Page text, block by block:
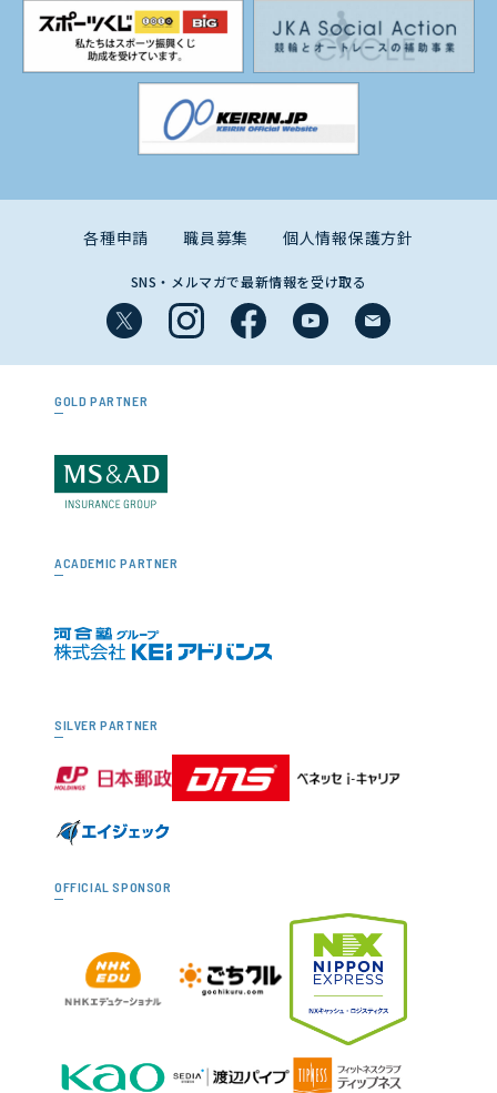
各種申請 職員募集 個人情報保護方針
SNS・メルマガで最新情報を受け取る
GOLD PARTNER
ACADEMIC PARTNER
SILVER PARTNER
OFFICIAL SPONSOR